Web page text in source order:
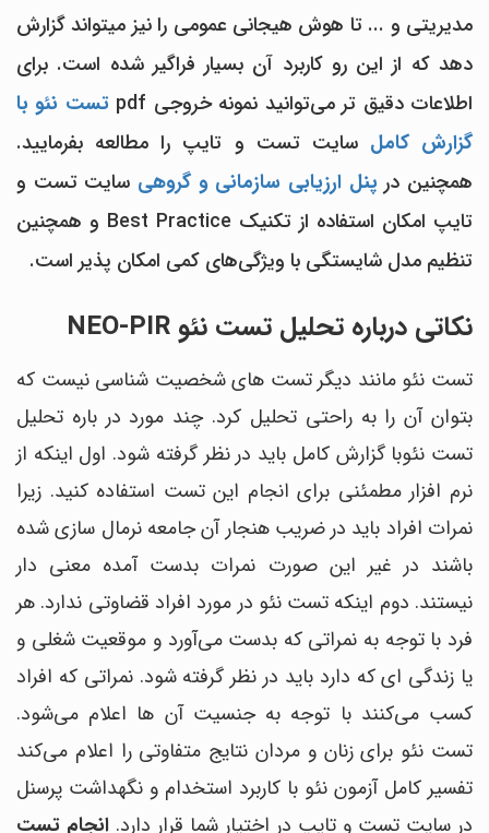
مدیریتی و ... تا هوش هیجانی عمومی را نیز میتواند گزارش
دهد که از این رو کاربرد آن بسیار فراگیر شده است. برای
اطلاعات دقیق تر می‌توانید نمونه خروجی pdf
تست نئو با
گزارش کامل سایت تست و تایپ را مطالعه بفرمایید.
همچنین در پنل ارزیابی سازمانی و گروهی سایت تست و
تایپ امکان استفاده از تکنیک Best Practice و همچنین
تنظیم مدل شایستگی با ویژگی‌های کمی امکان پذیر است.
نکاتی درباره تحلیل تست نئو NEO-PIR
تست نئو مانند دیگر تست های شخصیت شناسی نیست که
بتوان آن را به راحتی تحلیل کرد. چند مورد در باره تحلیل
تست نئوبا گزارش کامل باید در نظر گرفته شود. اول اینکه از
نرم افزار مطمئنی برای انجام این تست استفاده کنید. زیرا
نمرات افراد باید در ضریب هنجار آن جامعه نرمال سازی شده
باشند در غیر این صورت نمرات بدست آمده معنی دار
نیستند. دوم اینکه تست نئو در مورد افراد قضاوتی ندارد. هر
فرد با توجه به نمراتی که بدست می‌آورد و موقعیت شغلی و
یا زندگی ای که دارد باید در نظر گرفته شود. نمراتی که افراد
کسب می‌کنند با توجه به جنسیت آن ها اعلام می‌شود.
تست نئو برای زنان و مردان نتایج متفاوتی را اعلام می‌کند
تفسیر کامل آزمون نئو با کاربرد استخدام و نگهداشت پرسنل
در سایت تست و تایپ در اختیار شما قرار دارد. انجام تست